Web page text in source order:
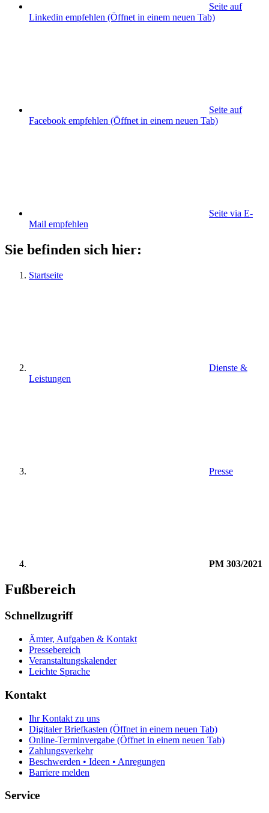
Seite auf
Linkedin empfehlen (Öffnet in einem neuen Tab)
Seite auf
Facebook empfehlen (Öffnet in einem neuen Tab)
Seite via E-
Mail empfehlen
Sie befinden sich hier:
Startseite
Dienste &
Leistungen
Presse
PM 303/2021
Fußbereich
Schnellzugriff
Ämter, Aufgaben & Kontakt
Pressebereich
Veranstaltungskalender
Leichte Sprache
Kontakt
Ihr Kontakt zu uns
Digitaler Briefkasten (Öffnet in einem neuen Tab)
Online-Terminvergabe (Öffnet in einem neuen Tab)
Zahlungsverkehr
Beschwerden • Ideen • Anregungen
Barriere melden
Service